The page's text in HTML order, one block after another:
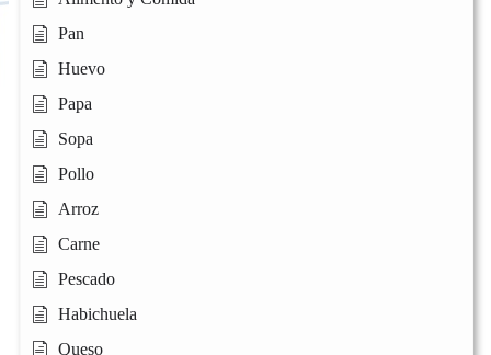
Pan
Huevo
Papa
Sopa
Pollo
Arroz
Carne
Pescado
Habichuela
Queso